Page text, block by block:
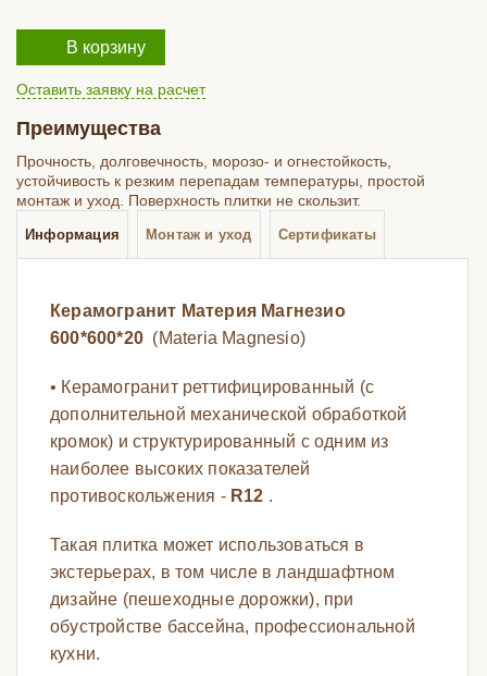
В корзину
Оставить заявку на расчет
Преимущества
Прочность, долговечность, морозо- и огнестойкость,
устойчивость к резким перепадам температуры, простой
монтаж и уход. Поверхность плитки не скользит.
Информация Монтаж и уход Сертификаты
Керамогранит Материя Магнезио
600*600*20 (Materia Magnesio)
• Керамогранит реттифицированный (с
дополнительной механической обработкой
кромок) и структурированный с одним из
наиболее высоких показателей
противоскольжения - R12 .
Такая плитка может использоваться в
экстерьерах, в том числе в ландшафтном
дизайне (пешеходные дорожки), при
обустройстве бассейна, профессиональной
кухни.